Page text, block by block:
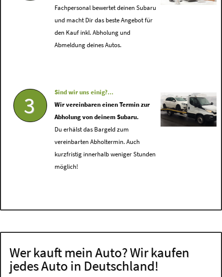
Fachpersonal bewertet deinen Subaru
und macht Dir das beste Angebot für
den Kauf inkl. Abholung und
Abmeldung deines Autos.
3
Sind wir uns einig?...
Wir vereinbaren einen Termin zur
Abholung von deinem Subaru.
Du erhälst das Bargeld zum
vereinbarten Abholtermin. Auch
kurzfristig innerhalb weniger Stunden
möglich!
Wer kauft mein Auto? Wir kaufen
jedes Auto in Deutschland!